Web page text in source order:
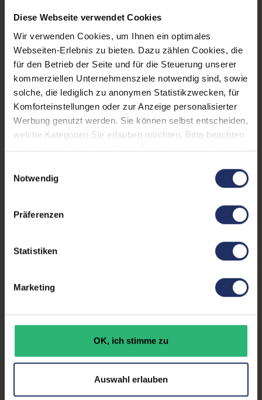
Diese Webseite verwendet Cookies
Wir verwenden Cookies, um Ihnen ein optimales
Webseiten-Erlebnis zu bieten. Dazu zählen Cookies, die
für den Betrieb der Seite und für die Steuerung unserer
kommerziellen Unternehmensziele notwendig sind, sowie
solche, die lediglich zu anonymen Statistikzwecken, für
Komforteinstellungen oder zur Anzeige personalisierter
Werbung genutzt werden. Sie können selbst entscheiden,
welche Kategorien Sie erlauben möchten. Bitte beachten
Sie, dass aufgrund Ihrer Einstellungen, womöglich nicht
Weitere Informationen finden Sie in
Notwendig
Präferenzen
Statistiken
Marketing
OK, ich stimme zu
Auswahl erlauben
LTE: Nein
2880 x 1800
Tastaturlayout:
Großbritannien (QWERTY)
ohne Ziffernblock
Onboard-Grafik: Intel® UHD Graphics 630
Grafikkartenspeicher:
Fingerprintreader: Ja
Zustand:
Arbeitsspeicher: